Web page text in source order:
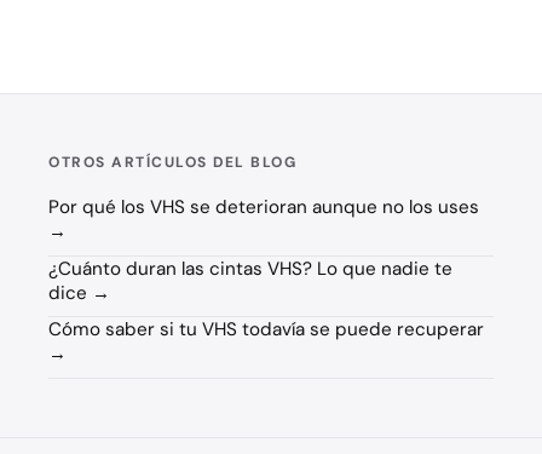
OTROS ARTÍCULOS DEL BLOG
Por qué los VHS se deterioran aunque no los uses
→
¿Cuánto duran las cintas VHS? Lo que nadie te
dice →
Cómo saber si tu VHS todavía se puede recuperar
→